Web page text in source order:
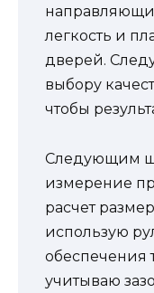
легкость и
дверей.
выбору
чтобы
Следующим
измерение
расчет
использую
обеспечения
учитываю